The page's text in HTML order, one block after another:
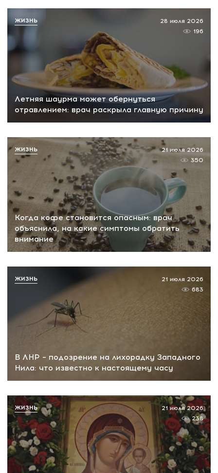
Летняя шаурма может обернуться
отравлением: врач раскрыла главную причину
28 июля 2026
196
ЖИЗНЬ
Когда кофе становится опасным: врач
объяснила, на какие симптомы обратить
внимание
21 июля 2026
350
ЖИЗНЬ
В ЛНР – подозрение на лихорадку Западного
Нила: что известно к настоящему часу
21 июля 2026
683
ЖИЗНЬ
21 июля 2026
238
ЖИЗНЬ